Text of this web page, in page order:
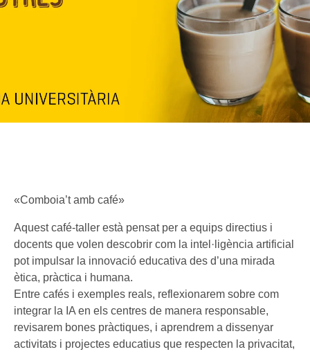
«Comboia’t amb café»
Aquest café-taller està pensat per a equips directius i
docents que volen descobrir com la intel·ligència artificial
pot impulsar la innovació educativa des d’una mirada
ètica, pràctica i humana.
Entre cafés i exemples reals, reflexionarem sobre com
integrar la IA en els centres de manera responsable,
revisarem bones pràctiques, i aprendrem a dissenyar
activitats i projectes educatius que respecten la privacitat,